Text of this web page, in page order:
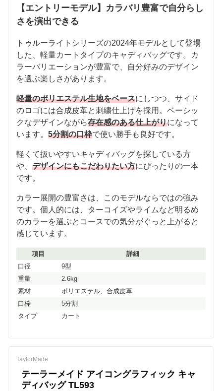
【エントリーモデル】カラバリ豊富で自分らし
さを演出できる
トゥルーライトシリーズの2024年モデルとして登場
した、軽量カートタイプのキャディバッグです。カ
ラーバリエーションが豊富で、自分好みのデザイン
を選ぶ楽しさがあります。
軽量のポリエステル生地をベースにしつつ、サイド
のロゴには合成皮革と刺繍仕上げを採用。ベーシッ
クなデザインながら存在感のある仕上がりになって
います。 5分割の口枠で使い勝手も良好です。
軽くて扱いやすいキャディバッグを探している方
や、 デザインにもこだわりたい方にぴったりの一本
です。
カラー展開の豊富さは、このモデルならではの強み
です。個人的には、ターコイズやライムなど明るめ
のカラーを選ぶとコースでの気分がぐっと上がると
感じています。
項目
詳細
口径
9型
重量
2.6kg
素材
ポリエステル、合成皮革
口枠
5分割
タイプ
カート
TaylorMade
テーラーメイド アイコングラフィック キャ
ディバッグ TL593